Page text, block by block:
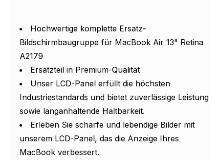
Hochwertige komplette Ersatz-
Bildschirmbaugruppe für MacBook Air 13" Retina
A2179
Ersatzteil in Premium-Qualität
Unser LCD-Panel erfüllt die höchsten
Industriestandards und bietet zuverlässige Leistung
sowie langanhaltende Haltbarkeit.
Erleben Sie scharfe und lebendige Bilder mit
unserem LCD-Panel, das die Anzeige Ihres
MacBook verbessert.